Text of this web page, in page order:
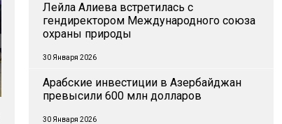
Лейла Алиева встретилась с
гендиректором Международного союза
охраны природы
30 Января 2026
Арабские инвестиции в Азербайджан
превысили 600 млн долларов
30 Января 2026